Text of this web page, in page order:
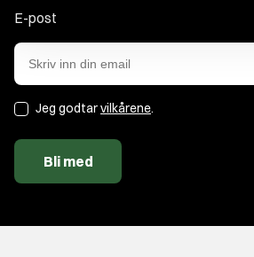
E-post
Jeg godtarvilkårene.
Bli med